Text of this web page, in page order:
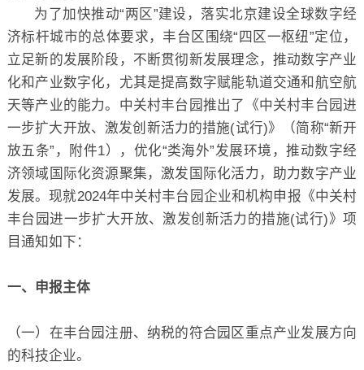
为了加快推动“两区”建设，落实北京建设全球数字经
济标杆城市的总体要求，丰台区围绕“四区一枢纽”定位，
立足新的发展阶段，不断贯彻新发展理念，推动数字产业
化和产业数字化，尤其是提高数字赋能轨道交通和航空航
天等产业的能力。中关村丰台园推出了《中关村丰台园进
一步扩大开放、激发创新活力的措施(试行)》（简称“新开
放五条”，附件1），优化“类海外”发展环境，推动数字经
济领域国际化资源聚集，激发国际化活力，助力数字产业
发展。现就2024年中关村丰台园企业和机构申报《中关村
丰台园进一步扩大开放、激发创新活力的措施(试行)》项
目通知如下：
一、申报主体
（一）在丰台园注册、纳税的符合园区重点产业发展方向
的科技企业。